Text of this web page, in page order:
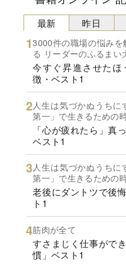
最新
3000件の職場の悩みを
る リーダーのふるまい
今すぐ昇進させた
徴・ベスト1
人生は気づかぬうち
第一」で生きるための
「心が疲れたら」真
ベスト1
人生は気づかぬうちに
第一」で生きるための
老後にダントツで後
ト1
筋肉が全て
すさまじく仕事がで
慣」ベスト1
昨日